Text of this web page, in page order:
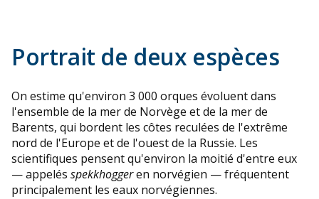
Portrait de deux espèces
On estime qu'environ 3 000 orques évoluent dans
l'ensemble de la mer de Norvège et de la mer de
Barents, qui bordent les côtes reculées de l'extrême
nord de l'Europe et de l'ouest de la Russie. Les
scientifiques pensent qu'environ la moitié d'entre eux
— appelés spekkhoggeren norvégien — fréquentent
principalement les eaux norvégiennes.